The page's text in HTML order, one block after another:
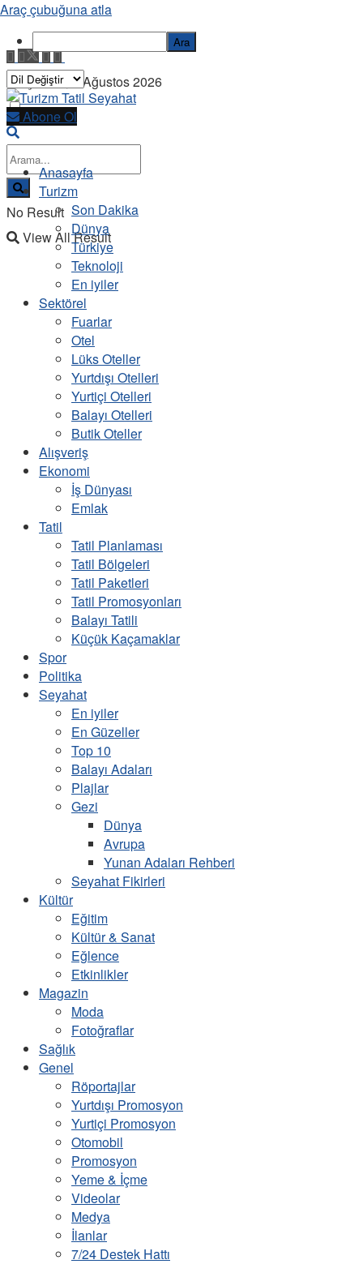
Perşembe, 6 Ağustos 2026
No Result
View All Result
Abone Ol
Anasayfa
Turizm
Son Dakika
Dünya
Türkiye
Teknoloji
En iyiler
Sektörel
Fuarlar
Otel
Lüks Oteller
Yurtdışı Otelleri
Yurtiçi Otelleri
Balayı Otelleri
Butik Oteller
Alışveriş
Ekonomi
İş Dünyası
Emlak
Tatil
Tatil Planlaması
Tatil Bölgeleri
Tatil Paketleri
Tatil Promosyonları
Balayı Tatili
Küçük Kaçamaklar
Spor
Politika
Seyahat
En iyiler
En Güzeller
Top 10
Balayı Adaları
Plajlar
Gezi
Dünya
Avrupa
Yunan Adaları Rehberi
Seyahat Fikirleri
Kültür
Eğitim
Kültür & Sanat
Eğlence
Etkinlikler
Magazin
Moda
Fotoğraflar
Sağlık
Genel
Röportajlar
Yurtdışı Promosyon
Yurtiçi Promosyon
Otomobil
Promosyon
Yeme & İçme
Videolar
Medya
İlanlar
7/24 Destek Hattı
Araç çubuğuna atla
Ara